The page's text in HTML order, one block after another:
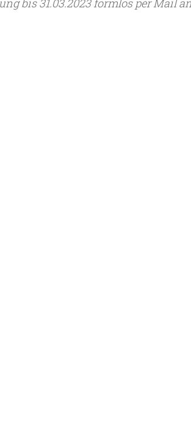
bis 31.03.2023 formlos per Mail